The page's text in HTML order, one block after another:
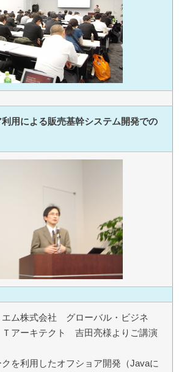
用による販売基幹システム開発での
ム株式会社 グローバル・ビジネ
Ｔアーキテクト 吉田亮様よりご講演
を利用したオフショア開発（Javaに